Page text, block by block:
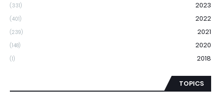
2023
(331)
2022
(401)
2021
(239)
2020
(148)
2018
(1)
TOPICS